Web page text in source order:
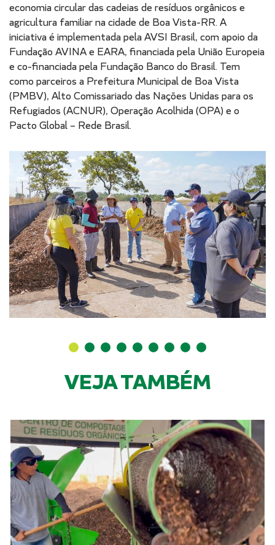
economia circular das cadeias de resíduos orgânicos e
agricultura familiar na cidade de Boa Vista-RR. A
iniciativa é implementada pela AVSI Brasil, com apoio da
Fundação AVINA e EARA, financiada pela União Europeia
e co-financiada pela Fundação Banco do Brasil. Tem
como parceiros a Prefeitura Municipal de Boa Vista
(PMBV), Alto Comissariado das Nações Unidas para os
Refugiados (ACNUR), Operação Acolhida (OPA) e o
Pacto Global – Rede Brasil.
VEJA TAMBÉM